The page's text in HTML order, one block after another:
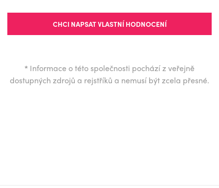
CHCI NAPSAT VLASTNÍ HODNOCENÍ
* Informace o této společnosti pochází z veřejně
dostupných zdrojů a rejstříků a nemusí být zcela přesné.